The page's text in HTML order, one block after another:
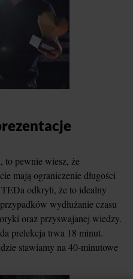
to pewnie wiesz, że
mają ograniczenie długości
odkryli, że to idealny
wydłużanie czasu
oraz przyswajanej wiedzy.
prelekcja trwa 18 minut.
stawiamy na 40-minutowe